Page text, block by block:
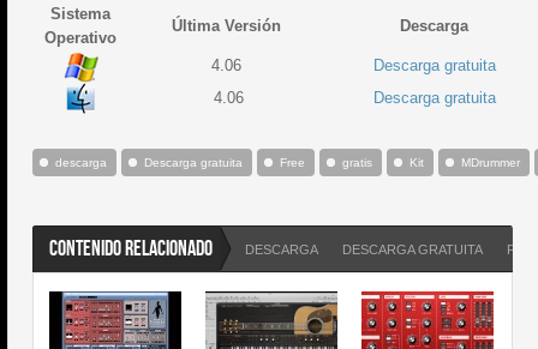
Sistema
Operativo
Última Versión Descarga
4.06
Descarga gratuita
4.06
Descarga gratuita
descarga Descarga gratuita Free gratis Kit MDrummer
CONTENIDO RELACIONADO DESCARGA DESCARGA GRATUITA